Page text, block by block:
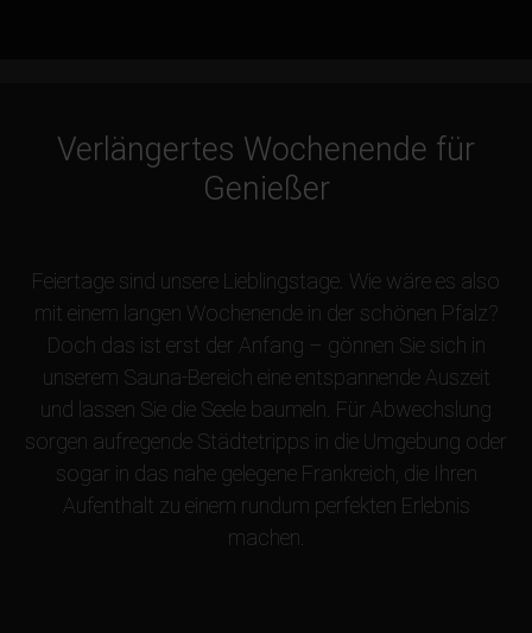
Verlängertes Wochenende für
Genießer
Feiertage sind unsere Lieblingstage. Wie wäre es also
mit einem langen Wochenende in der schönen Pfalz?
Doch das ist erst der Anfang – gönnen Sie sich in
unserem Sauna-Bereich eine entspannende Auszeit
und lassen Sie die Seele baumeln. Für Abwechslung
sorgen aufregende Städtetripps in die Umgebung oder
sogar in das nahe gelegene Frankreich, die Ihren
Aufenthalt zu einem rundum perfekten Erlebnis
machen.